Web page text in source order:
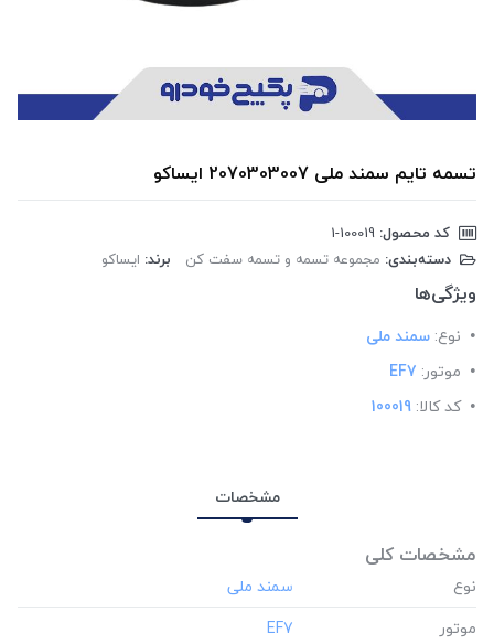
تسمه تایم سمند ملی 2070303007 ایساکو
کد محصول:
دسته‌بندی: مجموعه تسمه و تسمه سفت کن برند: ایساکو
ویژگی‌ها
نوع: سمند ملی
موتور: EF7
کد کالا: 100019
مشخصات
مشخصات کلی
نوع
موتور
‎EF7